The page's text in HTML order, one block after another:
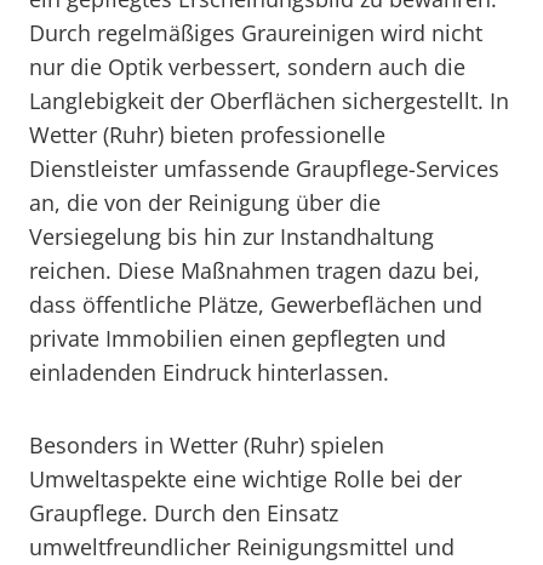
Durch regelmäßiges Graureinigen wird nicht
nur die Optik verbessert, sondern auch die
Langlebigkeit der Oberflächen sichergestellt. In
Wetter (Ruhr) bieten professionelle
Dienstleister umfassende Graupflege-Services
an, die von der Reinigung über die
Versiegelung bis hin zur Instandhaltung
reichen. Diese Maßnahmen tragen dazu bei,
dass öffentliche Plätze, Gewerbeflächen und
private Immobilien einen gepflegten und
einladenden Eindruck hinterlassen.
Besonders in Wetter (Ruhr) spielen
Umweltaspekte eine wichtige Rolle bei der
Graupflege. Durch den Einsatz
umweltfreundlicher Reinigungsmittel und